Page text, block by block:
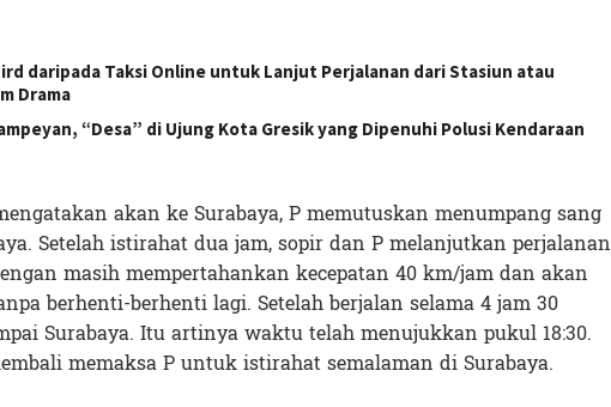
daripada Taksi Online untuk Lanjut Perjalanan dari Stasiun atau
Drama
“Desa” di Ujung Kota Gresik yang Dipenuhi Polusi Kendaraan
akan ke Surabaya, P memutuskan menumpang sang
Setelah istirahat dua jam, sopir dan P melanjutkan perjalanan
masih mempertahankan kecepatan 40 km/jam dan akan
berhenti-berhenti lagi. Setelah berjalan selama 4 jam 30
Surabaya. Itu artinya waktu telah menujukkan pukul 18:30.
memaksa P untuk istirahat semalaman di Surabaya.